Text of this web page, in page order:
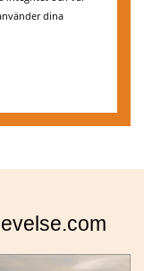
dina